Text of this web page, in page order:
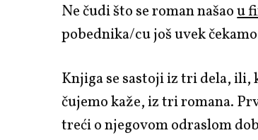
Ne čudi što se roman našaou
pobednika/cu još uvek čekamo
Knjiga se sastoji iz tri dela,
čujemokaže, iz tri romana.
treći o njegovom odraslom